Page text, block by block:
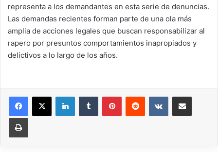
representa a los demandantes en esta serie de denuncias.
Las demandas recientes forman parte de una ola más
amplia de acciones legales que buscan responsabilizar al
rapero por presuntos comportamientos inapropiados y
delictivos a lo largo de los años.